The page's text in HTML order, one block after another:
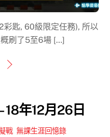
匙, 60級限定任務), 所以
刷了5至6場 […]
18年12月26日
戰, 無課生涯回憶錄